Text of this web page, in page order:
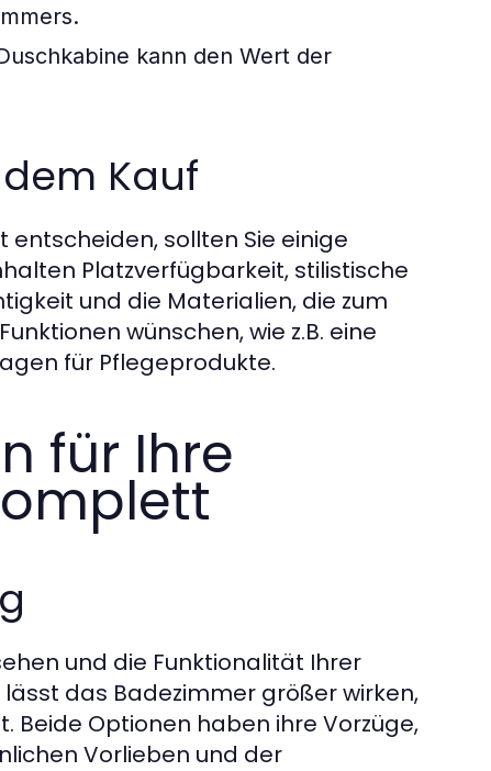
kann den Wert der
Kauf
entscheiden, sollten Sie einige
Platzverfügbarkeit, stilistische
und die Materialien, die zum
wünschen, wie z.B. eine
für Pflegeprodukte.
für Ihre
und die Funktionalität Ihrer
das Badezimmer größer wirken,
Optionen haben ihre Vorzüge,
Vorlieben und der